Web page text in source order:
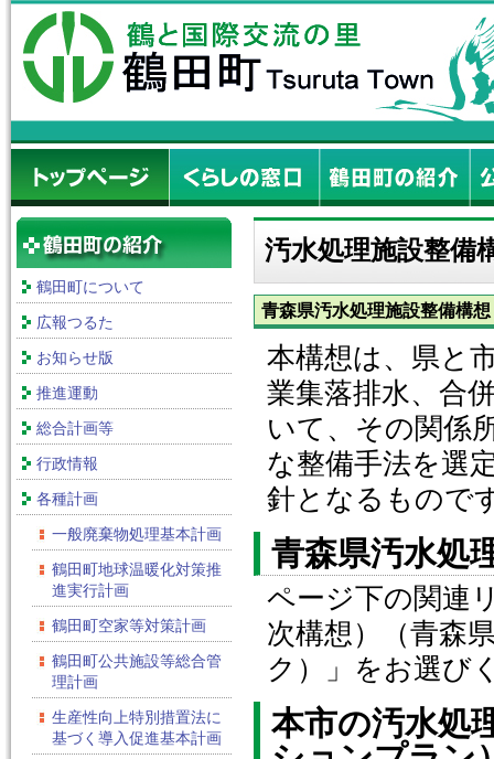
鶴田町について
広報つるた
お知らせ版
推進運動
総合計画等
行政情報
各種計画
一般廃棄物処理基本計画
鶴田町地球温暖化対策推
進実行計画
鶴田町空家等対策計画
鶴田町公共施設等総合管
理計画
生産性向上特別措置法に
基づく導入促進基本計画
汚水処理施設整備
青森県汚水処理施設整備構
本構想は、県と
業集落排水、合
いて、その関係
な整備手法を選
針となるもので
青森県汚水処
ページ下の関連
次構想）（青森
ク）」をお選び
本市の汚水処